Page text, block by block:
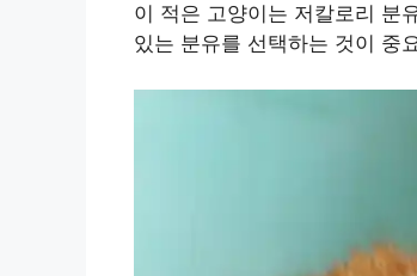
이 적은 고양이는 저칼로리 분
있는 분유를 선택하는 것이 중